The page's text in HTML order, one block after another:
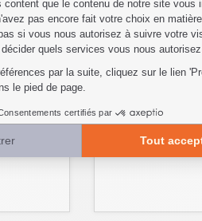
Compatibilités
de